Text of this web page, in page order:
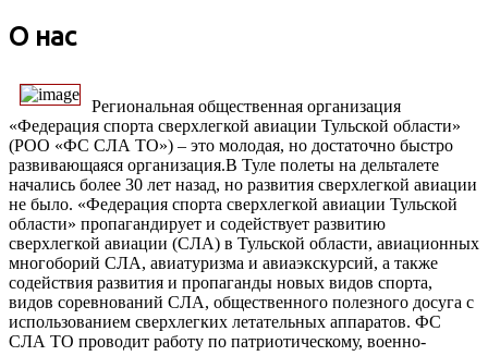
О нас
Региональная общественная организация
«Федерация спорта сверхлегкой авиации Тульской области»
(РОО «ФС СЛА ТО») – это молодая, но достаточно быстро
развивающаяся организация.В Туле полеты на дельталете
начались более 30 лет назад, но развития сверхлегкой авиации
не было. «Федерация спорта сверхлегкой авиации Тульской
области» пропагандирует и содействует развитию
сверхлегкой авиации (СЛА) в Тульской области, авиационных
многоборий СЛА, авиатуризма и авиаэкскурсий, а также
содействия развития и пропаганды новых видов спорта,
видов соревнований СЛА, общественного полезного досуга с
использованием сверхлегких летательных аппаратов. ФС
СЛА ТО проводит работу по патриотическому, военно-